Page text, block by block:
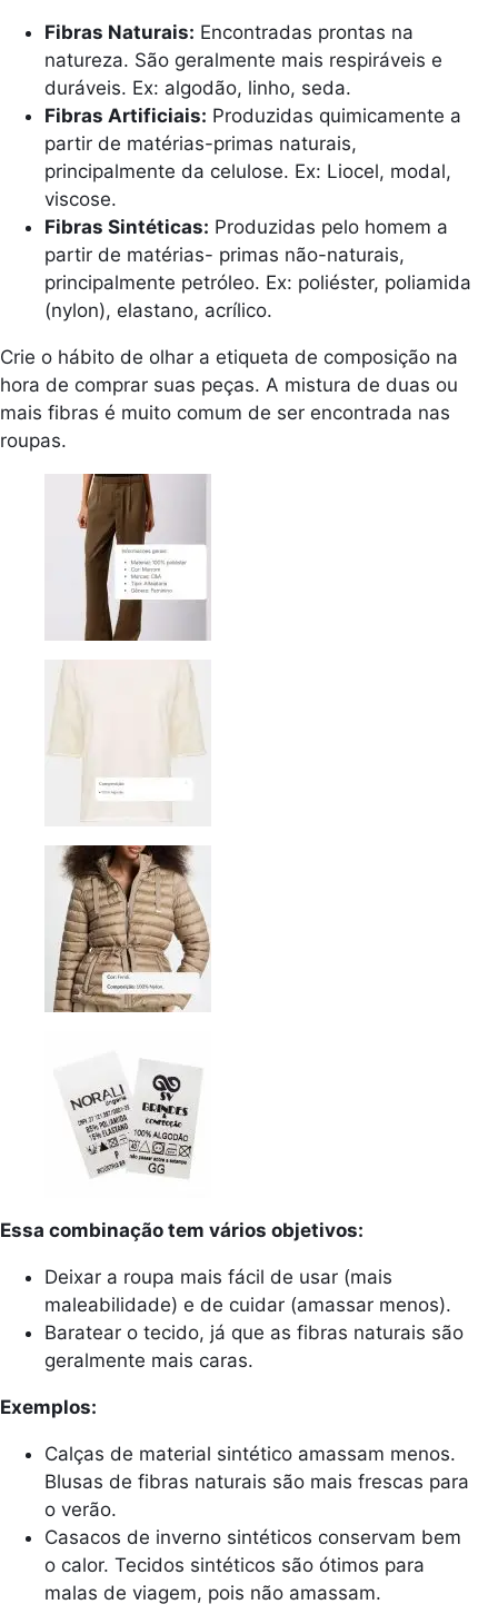
Fibras Naturais: Encontradas prontas na
natureza. São geralmente mais respiráveis e
duráveis. Ex: algodão, linho, seda.
Fibras Artificiais: Produzidas quimicamente a
partir de matérias-primas naturais,
principalmente da celulose. Ex: Liocel, modal,
viscose.
Fibras Sintéticas: Produzidas pelo homem a
partir de matérias- primas não-naturais,
principalmente petróleo. Ex: poliéster, poliamida
(nylon), elastano, acrílico.
Crie o hábito de olhar a etiqueta de composição na
hora de comprar suas peças. A mistura de duas ou
mais fibras é muito comum de ser encontrada nas
roupas.
Essa combinação tem vários objetivos:
Deixar a roupa mais fácil de usar (mais
maleabilidade) e de cuidar (amassar menos).
Baratear o tecido, já que as fibras naturais são
geralmente mais caras.
Exemplos:
Calças de material sintético amassam menos.
Blusas de fibras naturais são mais frescas para
o verão.
Casacos de inverno sintéticos conservam bem
o calor. Tecidos sintéticos são ótimos para
malas de viagem, pois não amassam.